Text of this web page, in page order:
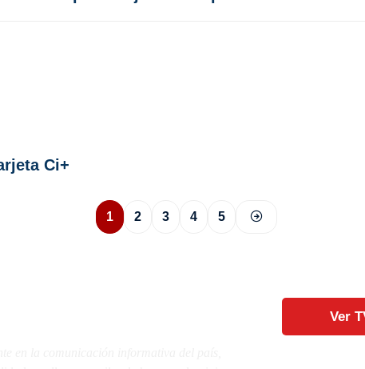
Ci+
1 2 3 4 5
Ver